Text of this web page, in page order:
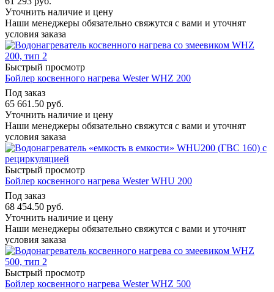
Уточнить наличие и цену
Наши менеджеры обязательно свяжутся с вами и уточнят
условия заказа
Быстрый просмотр
Бойлер косвенного нагрева Wester WHZ 200
Под заказ
65 661.50 руб.
Уточнить наличие и цену
Наши менеджеры обязательно свяжутся с вами и уточнят
условия заказа
Быстрый просмотр
Бойлер косвенного нагрева Wester WHU 200
Под заказ
68 454.50 руб.
Уточнить наличие и цену
Наши менеджеры обязательно свяжутся с вами и уточнят
условия заказа
Быстрый просмотр
Бойлер косвенного нагрева Wester WHZ 500